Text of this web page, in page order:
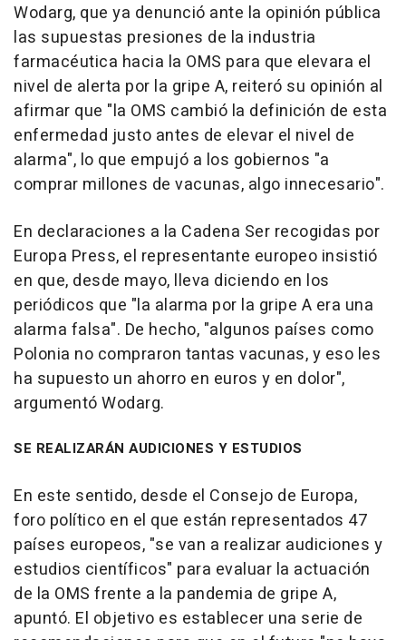
Wodarg, que ya denunció ante la opinión pública
las supuestas presiones de la industria
farmacéutica hacia la OMS para que elevara el
nivel de alerta por la gripe A, reiteró su opinión al
afirmar que "la OMS cambió la definición de esta
enfermedad justo antes de elevar el nivel de
alarma", lo que empujó a los gobiernos "a
comprar millones de vacunas, algo innecesario".
En declaraciones a la Cadena Ser recogidas por
Europa Press, el representante europeo insistió
en que, desde mayo, lleva diciendo en los
periódicos que "la alarma por la gripe A era una
alarma falsa". De hecho, "algunos países como
Polonia no compraron tantas vacunas, y eso les
ha supuesto un ahorro en euros y en dolor",
argumentó Wodarg.
SE REALIZARÁN AUDICIONES Y ESTUDIOS
En este sentido, desde el Consejo de Europa,
foro político en el que están representados 47
países europeos, "se van a realizar audiciones y
estudios científicos" para evaluar la actuación
de la OMS frente a la pandemia de gripe A,
apuntó. El objetivo es establecer una serie de